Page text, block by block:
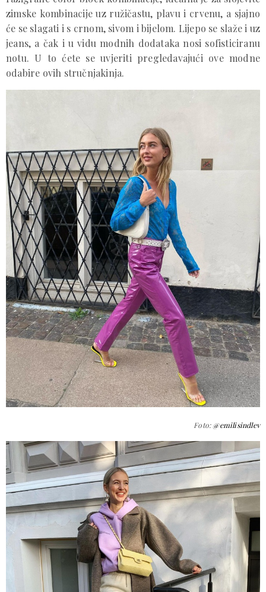
zimske kombinacije uz ružičastu, plavu i crvenu, a sjajno
će se slagati i s crnom, sivom i bijelom. Lijepo se slaže i uz
jeans, a čak i u vidu modnih dodataka nosi sofisticiranu
notu. U to ćete se uvjeriti pregledavajući ove modne
odabire ovih stručnjakinja.
Foto:@emilisindlev